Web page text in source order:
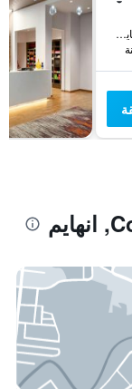
1042 West Ball Road, انهايم, CA, الولايات المتحدة الأميريكية